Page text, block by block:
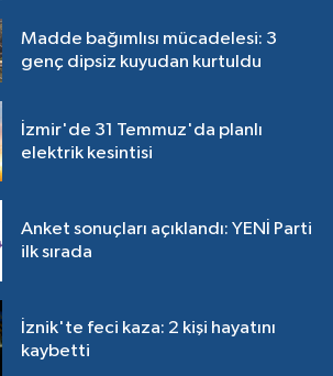
Madde bağımlısı mücadelesi: 3
genç dipsiz kuyudan kurtuldu
İzmir'de 31 Temmuz'da planlı
elektrik kesintisi
Anket sonuçları açıklandı: YENİ Parti
ilk sırada
İznik'te feci kaza: 2 kişi hayatını
kaybetti